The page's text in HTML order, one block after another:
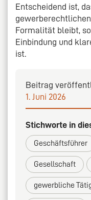
Entscheidend ist,
Formalität bleibt,
Einbindung und
ist.
Beitrag
1. Juni 2026
Stichworte in
Geschäftsführer
Gesellschaft
gewerbliche